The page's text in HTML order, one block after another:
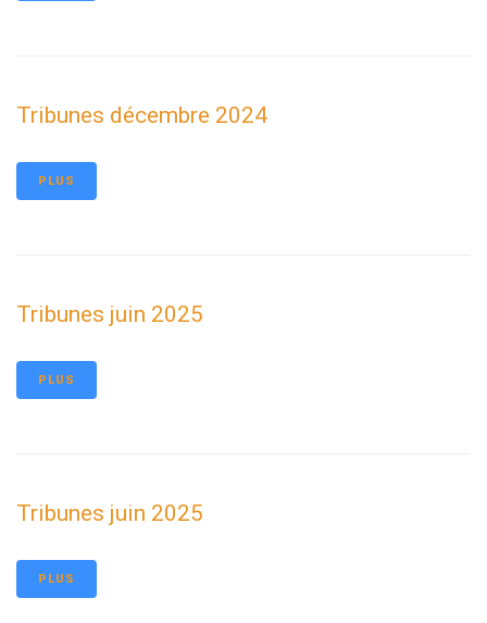
Tribunes décembre 2024
PLUS
Tribunes juin 2025
PLUS
Tribunes juin 2025
PLUS